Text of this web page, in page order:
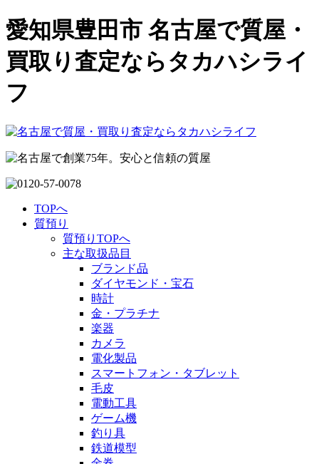
愛知県豊田市 名古屋で質屋・
買取り査定ならタカハシライ
フ
TOPへ
質預り
質預りTOPへ
主な取扱品目
ブランド品
ダイヤモンド・宝石
時計
金・プラチナ
楽器
カメラ
電化製品
スマートフォン・タブレット
毛皮
電動工具
ゲーム機
釣り具
鉄道模型